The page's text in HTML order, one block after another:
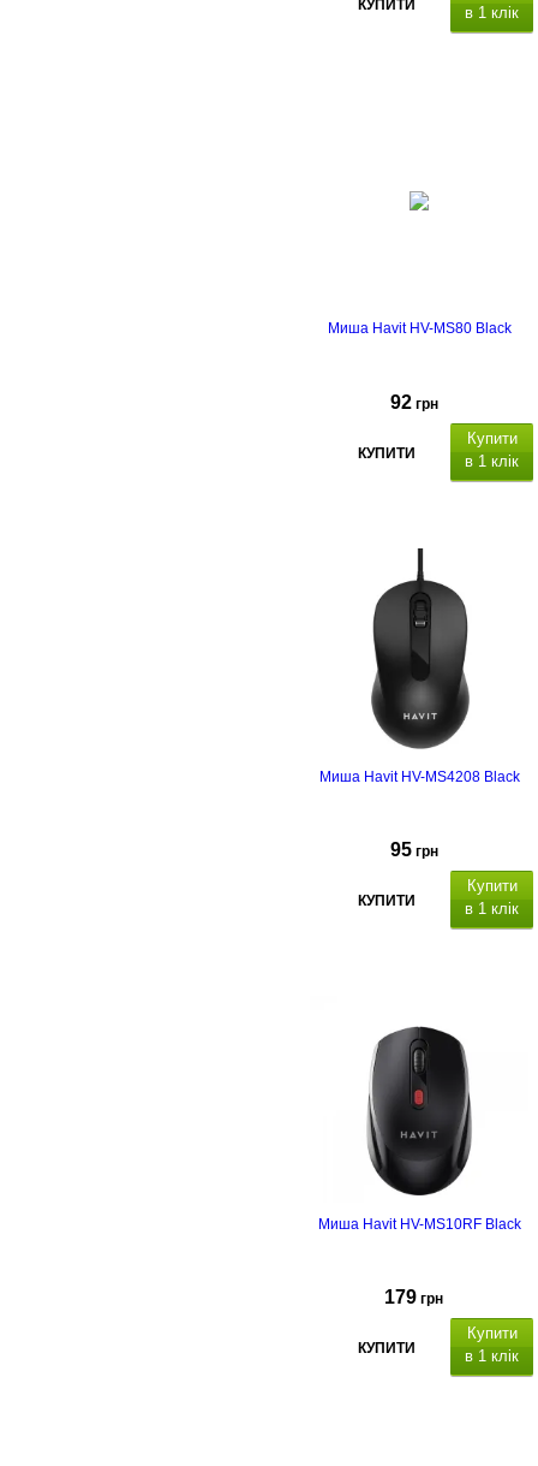
КУПИТИ в 1 клік
Миша Havit HV-MS80 Black
92 грн
КУПИТИ
Купити
в 1 клік
Миша Havit HV-MS4208 Black
95 грн
КУПИТИ
Купити
в 1 клік
Миша Havit HV-MS10RF Black
179 грн
КУПИТИ
Купити
в 1 клік